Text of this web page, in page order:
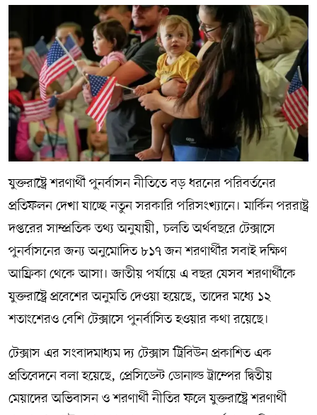
যুক্তরাষ্ট্রে শরণার্থী পুনর্বাসন নীতিতে বড় ধরনের পরিবর্তনের
প্রতিফলন দেখা যাচ্ছে নতুন সরকারি পরিসংখ্যানে। মার্কিন পররাষ্ট্র
দপ্তরের সাম্প্রতিক তথ্য অনুযায়ী, চলতি অর্থবছরে টেক্সাসে
পুনর্বাসনের জন্য অনুমোদিত ৮১৭ জন শরণার্থীর সবাই দক্ষিণ
আফ্রিকা থেকে আসা। জাতীয় পর্যায়ে এ বছর যেসব শরণার্থীকে
যুক্তরাষ্ট্রে প্রবেশের অনুমতি দেওয়া হয়েছে, তাদের মধ্যে ১২
শতাংশেরও বেশি টেক্সাসে পুনর্বাসিত হওয়ার কথা রয়েছে।
টেক্সাস এর সংবাদমাধ্যম দ্য টেক্সাস ট্রিবিউন প্রকাশিত এক
প্রতিবেদনে বলা হয়েছে, প্রেসিডেন্ট ডোনাল্ড ট্রাম্পের দ্বিতীয়
মেয়াদের অভিবাসন ও শরণার্থী নীতির ফলে যুক্তরাষ্ট্রে শরণার্থী